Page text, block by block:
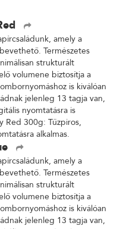
amely a
Természetes
strukturált
volumene biztosítja a
is kiválóan
jelenleg 13 tagja van,
nyomtatásra is
Red 300g: Tűzpiros,
alkalmas.
amely a
Természetes
strukturált
volumene biztosítja a
is kiválóan